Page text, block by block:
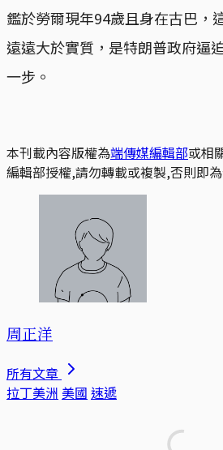
鑑於勞爾現年94歲且身在古巴，
遠遠大於實質，是特朗普政府逼
一步。
本刊載內容版權為端傳媒編輯部或相
編輯部授權,請勿轉載或複製,否則即為
周正洋
所有文章
拉丁美洲 美國 速遞